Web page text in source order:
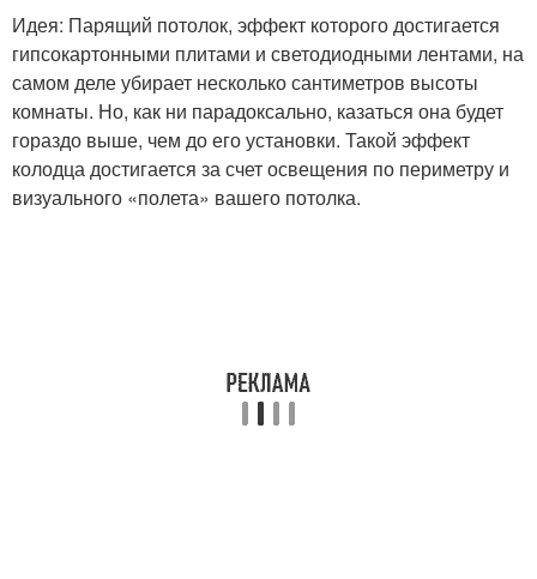
Идея: Парящий потолок, эффект которого достигается
гипсокартонными плитами и светодиодными лентами, на
самом деле убирает несколько сантиметров высоты
комнаты. Но, как ни парадоксально, казаться она будет
гораздо выше, чем до его установки. Такой эффект
колодца достигается за счет освещения по периметру и
визуального «полета» вашего потолка.